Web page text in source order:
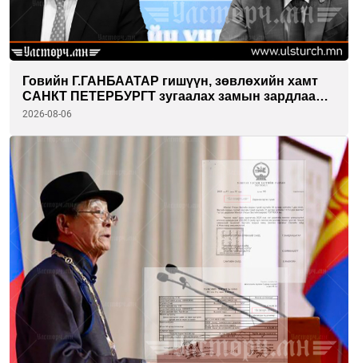
Говийн Г.ГАНБААТАР гишүүн, зөвлөхийн хамт
САНКТ ПЕТЕРБУРГТ зугаалах замын зардлаа
“ИНҮТ” ТӨХХК даажээ
2026-08-06